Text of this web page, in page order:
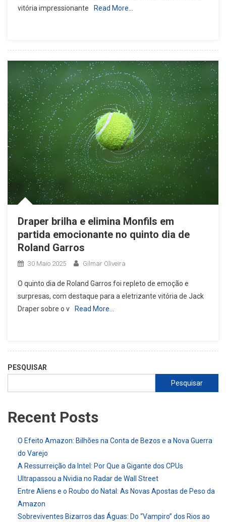
vitória impressionante
Read More…
Draper brilha e elimina Monfils em
partida emocionante no quinto dia de
Roland Garros
30 Maio 2025 Gilmar Oliveira
O quinto dia de Roland Garros foi repleto de emoção e
surpresas, com destaque para a eletrizante vitória de Jack
Draper sobre o v
Read More…
PESQUISAR
Pesquisar
Recent Posts
O Efeito Amazon: Bilhões na Conta de Bezos e a Nova Guerra
do Varejo
A Ressurreição da Intel: Por Que a Gigante dos CPUs
Ultrapassou a Nvidia no Radar de Wall Street
Entre Aliens e o Roubo do Natal: As Novas Apostas de Peso da
Amazon
Sobreviventes Bizarros das Águas: Do “Vampiro” dos Rios ao